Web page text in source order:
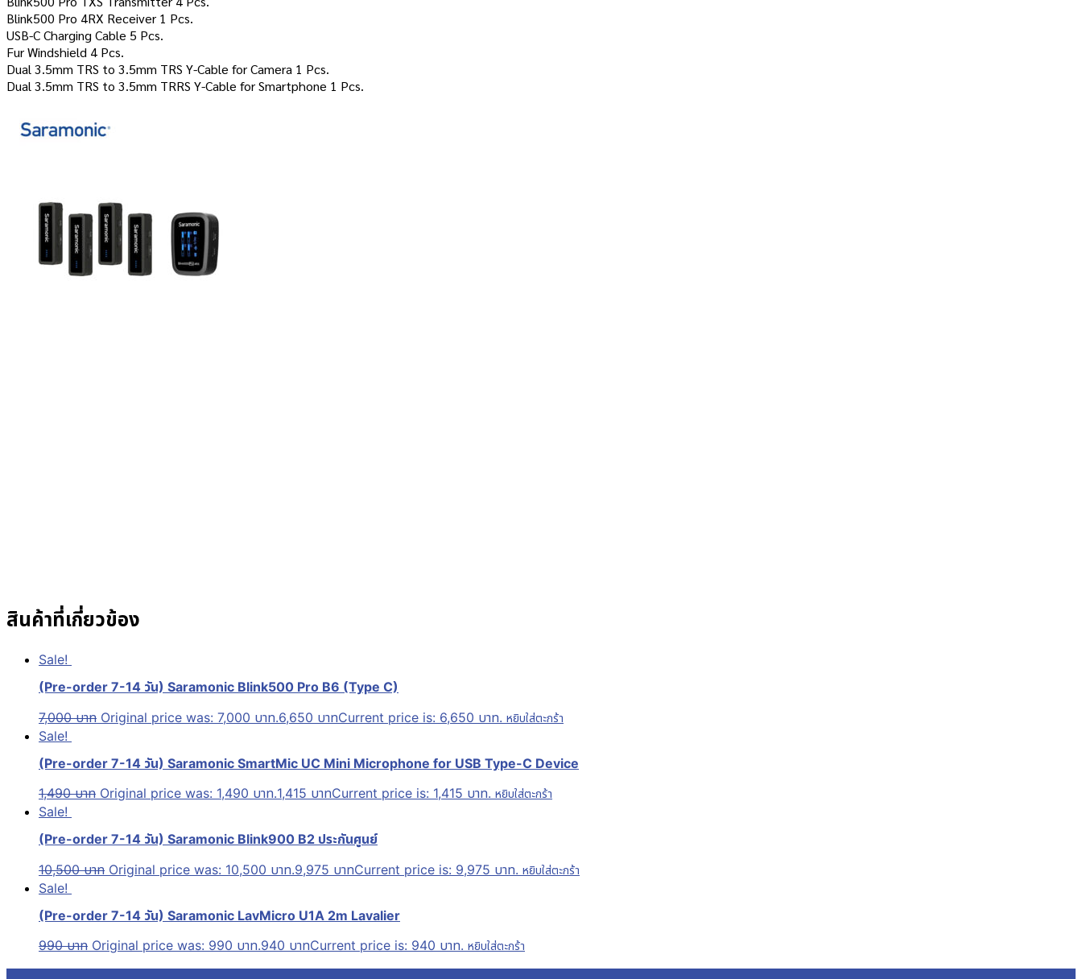
Blink500 Pro 4RX Receiver 1 Pcs.
USB-C Charging Cable 5 Pcs.
Fur Windshield 4 Pcs.
Dual 3.5mm TRS to 3.5mm TRS Y-Cable for Camera 1 Pcs.
Dual 3.5mm TRS to 3.5mm TRRS Y-Cable for Smartphone 1 Pcs.
สินค้าที่เกี่ยวข้อง
Sale!
(Pre-order 7-14 วัน) Saramonic Blink500 Pro B6 (Type C)
7,000บาท Original price was: 7,000 บาท.6,650 บาทCurrent price is: 6,650 บาท. หยิบใส่ตะกร้า
Sale!
(Pre-order 7-14 วัน) Saramonic SmartMic UC Mini Microphone for USB Type-C Device
1,490บาท Original price was: 1,490 บาท.1,415 บาทCurrent price is: 1,415 บาท. หยิบใส่ตะกร้า
Sale!
(Pre-order 7-14 วัน) Saramonic Blink900 B2 ประกันศูนย์
10,500บาท Original price was: 10,500 บาท.9,975 บาทCurrent price is: 9,975 บาท. หยิบใส่ตะกร้า
Sale!
(Pre-order 7-14 วัน) Saramonic LavMicro U1A 2m Lavalier
990บาท Original price was: 990 บาท.940 บาทCurrent price is: 940 บาท. หยิบใส่ตะกร้า